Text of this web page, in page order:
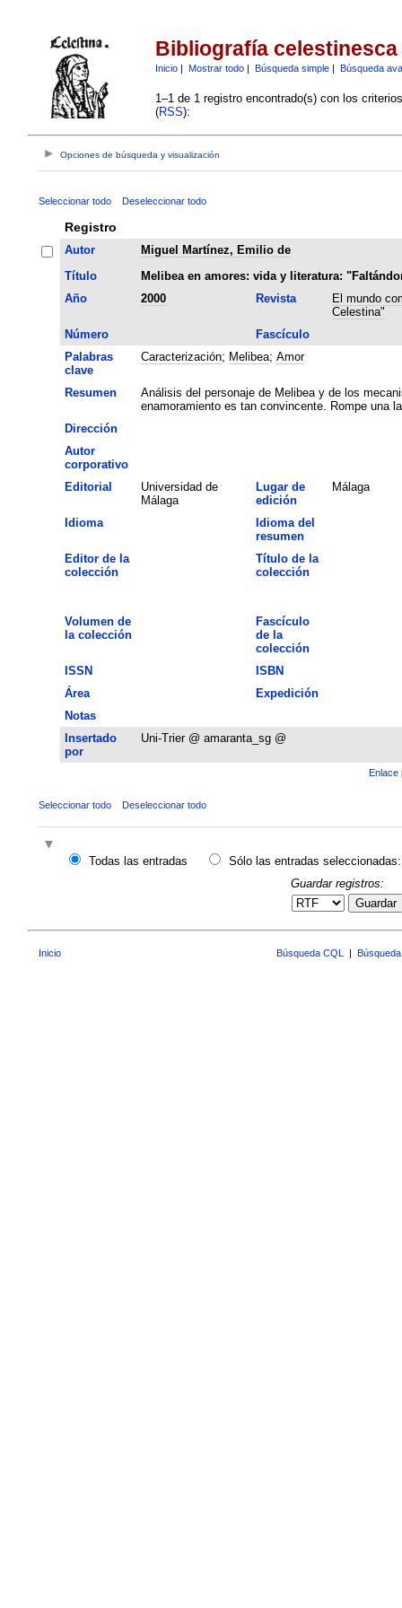
Bibliografía celestinesca
Inicio| Mostrar todo| Búsqueda simple| Búsqueda
1–1 de 1 registro encontrado(s) con los
(RSS):
Opciones de búsqueda y visualización
Seleccionar todo Deseleccionar todo
Registro
Autor
Miguel Martínez, Emilio de
Título
Melibea en amores: vida y literatura:
Año
2000 Revista
El mundo
Celestina"
Número
Fascículo
Palabras
clave
Caracterización; Melibea; Amor
Resumen
Análisis del personaje de Melibea y de los
enamoramiento es tan convincente. Rompe una
Dirección
Autor
corporativo
Editorial
Universidad de
Málaga
Lugar de
edición
Málaga
Idioma
Idioma del
resumen
Editor de la
colección
Título de la
colección
Volumen de
la colección
Fascículo
de la
colección
ISSN
ISBN
Área
Expedición
Notas
Insertado
por
Uni-Trier @ amaranta_sg @
Enlace
Seleccionar todo Deseleccionar todo
Todas las entradas
Sólo las entradas seleccionadas:
Guardar registros:
Guardar
Inicio Búsqueda CQL